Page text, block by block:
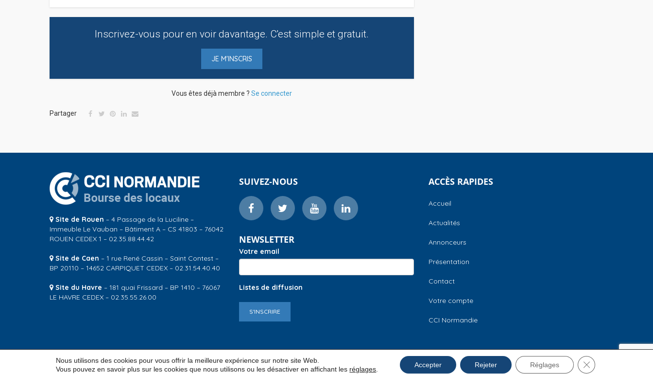
Inscrivez-vous pour en voir davantage. C'est simple et gratuit.
JE M'INSCRIS
Vous êtes déjà membre ? Se connecter
Partager
Site de Rouen – 4 Passage de la Luciline –
Immeuble Le Vauban – Bâtiment A – CS 41803 – 76042
ROUEN CEDEX 1 – 02.35.88.44.42
Site de Caen – 1 rue René Cassin – Saint Contest –
BP 20110 – 14652 CARPIQUET CEDEX – 02.31.54.40.40
Site du Havre – 181 quai Frissard – BP 1410 – 76067
LE HAVRE CEDEX – 02.35.55.26.00
SUIVEZ-NOUS
NEWSLETTER
Votre email
Listes de diffusion
S'INSCRIRE
ACCÈS RAPIDES
Accueil
Actualités
Annonceurs
Présentation
Contact
Votre compte
CCI Normandie
Mentions légales
© 2026CCI Normandie – Bourse des locaux
Nous utilisons des cookies pour vous offrir la meilleure expérience sur notre site Web.
Vous pouvez en savoir plus sur les cookies que nous utilisons ou les désactiver en affichant les réglages
Accepter Rejeter Réglages Fermer la bannière